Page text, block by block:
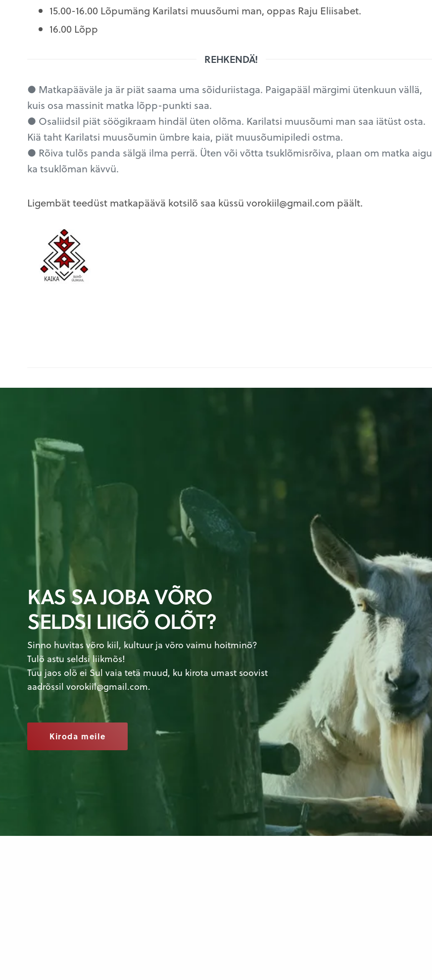
15.00-16.00 Lõpumäng Karilatsi muusõumi man, oppas Raju Eliisabet.
16.00 Lõpp
REHKENDÄ!
● Matkapääväle ja är piät saama uma sõiduriistaga. Paigapääl märgimi ütenkuun vällä,
kuis osa massinit matka lõpp-punkti saa.
● Osaliidsil piät söögikraam hindäl üten olõma. Karilatsi muusõumi man saa iätüst osta.
Kiä taht Karilatsi muusõumin ümbre kaia, piät muusõumipiledi ostma.
● Rõiva tulõs panda sälgä ilma perrä. Üten või võtta tsuklõmisrõiva, plaan om matka aigu
ka tsuklõman kävvü.
Ligembät teedüst matkapäävä kotsilõ saa küssü vorokiil@gmail.com päält.
KAS SA JOBA VÕRO
SELDSI LIIGÕ OLÕT?
Sinno huvitas võro kiil, kultuur ja võro vaimu hoitminõ?
Tulõ astu seldsi liikmõs!
Tuu jaos olõ ei Sul vaia tetä muud, ku kirota umast soovist
aadrõssilvorokiil@gmail.com.
Kiroda meile